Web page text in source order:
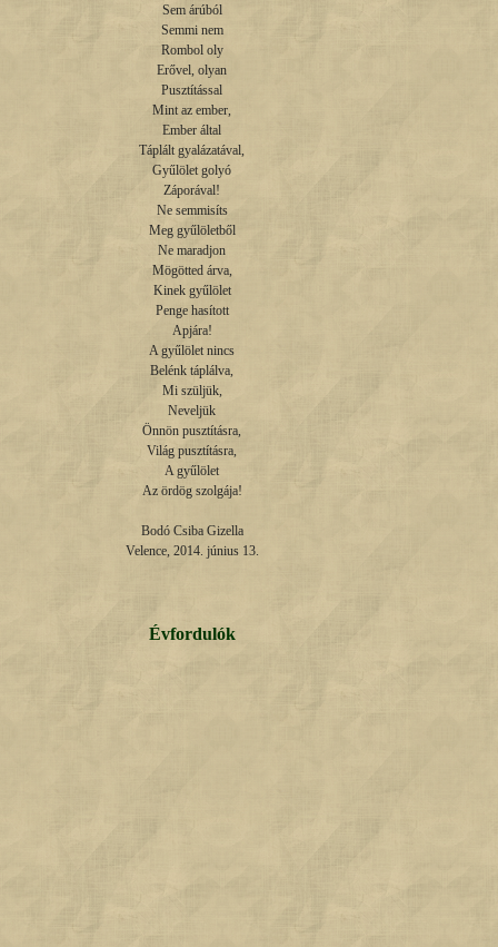
Sem árúból
Semmi nem
Rombol oly
Erővel, olyan
Pusztítással
Mint az ember,
Ember által
Táplált gyalázatával,
Gyűlölet golyó
Záporával!
Ne semmisíts
Meg gyűlöletből
Ne maradjon
Mögötted árva,
Kinek gyűlölet
Penge hasított
Apjára!
A gyűlölet nincs
Belénk táplálva,
Mi szüljük,
Neveljük
Önnön pusztításra,
Világ pusztításra,
A gyűlölet
Az ördög szolgája!
Bodó Csiba Gizella
Velence, 2014. június 13.
Évfordulók